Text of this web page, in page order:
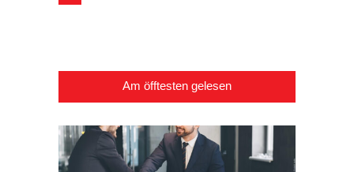
Am öfftesten gelesen